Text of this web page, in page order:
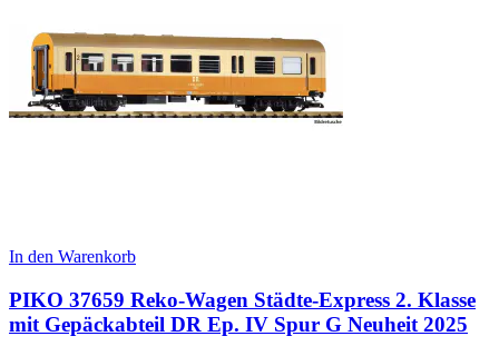
In den Warenkorb
PIKO 37659 Reko-Wagen Städte-Express 2. Klasse
mit Gepäckabteil DR Ep. IV Spur G Neuheit 2025